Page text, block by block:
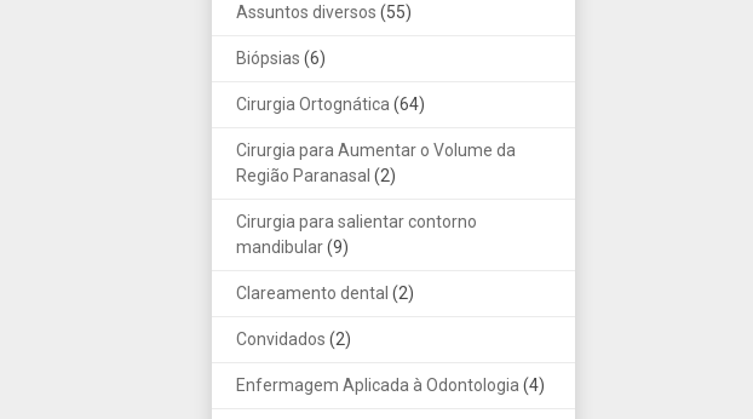
Assuntos diversos (55)
Biópsias (6)
Cirurgia Ortognática(64)
Cirurgia para Aumentar o Volume da
Região Paranasal (2)
Cirurgia para salientar contorno
mandibular(9)
Clareamento dental (2)
Convidados (2)
Enfermagem Aplicada à Odontologia(4)